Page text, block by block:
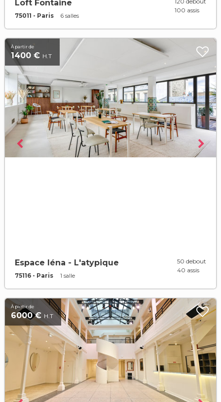
Loft Fontaine
75011 - Paris 6 salles
100 assis
À partir de
1400 € H.T
Espace Iéna - L'atypique
75116 - Paris 1 salle
50 debout
40 assis
À partir de
6000 € H.T